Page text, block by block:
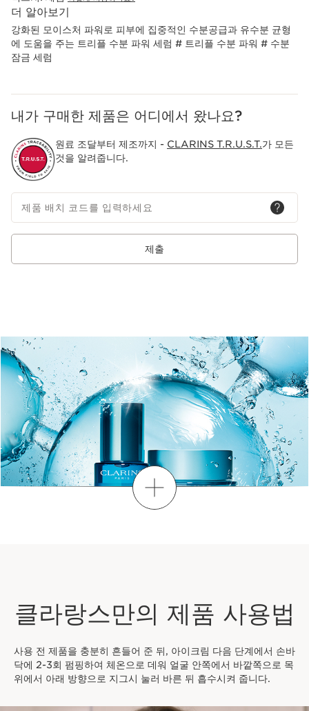
더 알아보기
강화된 모이스처 파워로 피부에 집중적인 수분공급과 유수분 균형
에 도움을 주는 트리플 수분 파워 세럼 # 트리플 수분 파워 # 수분
잠금 세럼
내가 구매한 제품은 어디에서 왔나요?
원료 조달부터 제조까지 - CLARINS T.R.U.S.T.가 모든
것을 알려줍니다.
제품 배치 코드를 입력하세요
제출
더보기
클라랑스만의 제품 사용법
사용 전 제품을 충분히 흔들어 준 뒤, 아이크림 다음 단계에서 손바
닥에 2-3회 펌핑하여 체온으로 데워 얼굴 안쪽에서 바깥쪽으로 목
위에서 아래 방향으로 지그시 눌러 바른 뒤 흡수시켜 줍니다.